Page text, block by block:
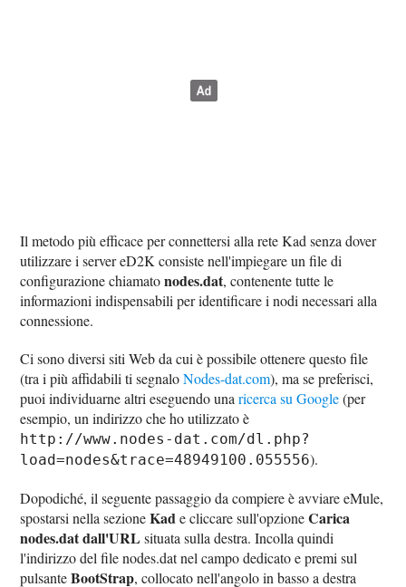
Il metodo più efficace per connettersi alla rete Kad senza dover
utilizzare i server eD2K consiste nell'impiegare un file di
configurazione chiamatonodes.dat, contenente tutte le
informazioni indispensabili per identificare i nodi necessari alla
connessione.
Ci sono diversi siti Web da cui è possibile ottenere questo file
(tra i più affidabili ti segnaloNodes-dat.com), ma se preferisci,
puoi individuarne altri eseguendo unaricerca su Google(per
esempio, un indirizzo che ho utilizzato è
http://www.nodes-dat.com/dl.php?
load=nodes&trace=48949100.055556).
Dopodiché, il seguente passaggio da compiere è avviare eMule,
spostarsi nella sezioneKade cliccare sull'opzioneCarica
nodes.dat dall'URL situata sulla destra. Incolla quindi
l'indirizzo del file nodes.dat nel campo dedicato e premi sul
pulsanteBootStrap, collocato nell'angolo in basso a destra